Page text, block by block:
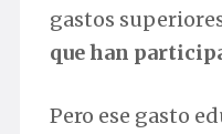
gastos
que han
Pero ese gasto